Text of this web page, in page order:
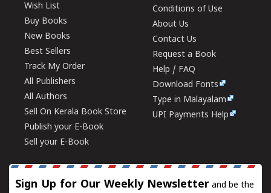
Wish List
Buy Books
New Books
Best Sellers
Track My Order
All Publishers
All Authors
Sell On Kerala Book Store
Publish your E-Book
Sell your E-Book
Conditions of Use
About Us
Contact Us
Request a Book
Help / FAQ
Download Fonts
Type in Malayalam
UPI Payments Help
Sign Up for Our Weekly Newsletter and be the